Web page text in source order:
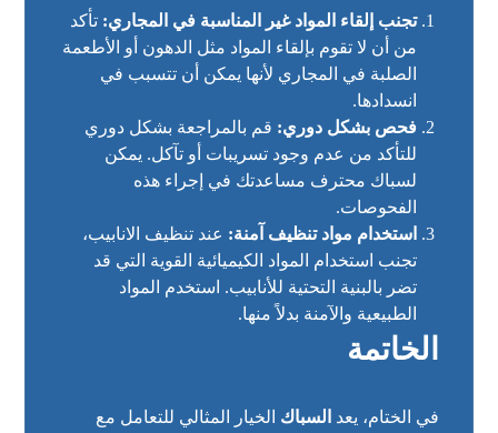
تجنب إلقاء المواد غير المناسبة في المجاري: تأكد
من أن لا تقوم بإلقاء المواد مثل الدهون أو الأطعمة
الصلبة في المجاري لأنها يمكن أن تتسبب في
انسدادها.
فحص بشكل دوري: قم بالمراجعة بشكل دوري
للتأكد من عدم وجود تسريبات أو تآكل. يمكن
لسباك محترف مساعدتك في إجراء هذه
الفحوصات.
استخدام مواد تنظيف آمنة: عند تنظيف الانابيب،
تجنب استخدام المواد الكيميائية القوية التي قد
تضر بالبنية التحتية للأنابيب. استخدم المواد
الطبيعية والآمنة بدلاً منها.
الخاتمة
في الختام، يعد السباك الخيار المثالي للتعامل مع